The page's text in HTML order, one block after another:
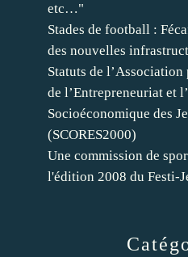
etc…"
Stades de football :
des nouvelles
Statuts de
de l’Entrepreneuriat et
Socioéconomique des
(SCORES2000)
Une commission de
l'édition 2008 du Festi-